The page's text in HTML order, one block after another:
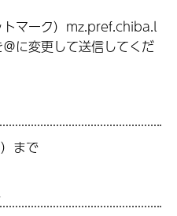
マーク）mz.pref.chiba.l
に変更して送信してくだ
まで